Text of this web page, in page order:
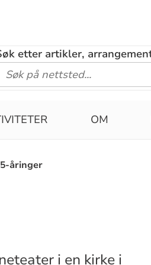
etter artikler,
OM
åringer
i en kirke i